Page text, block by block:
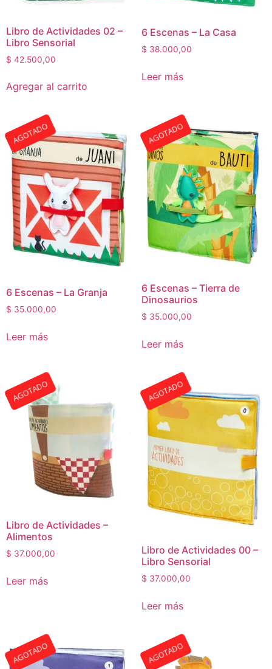
Libro de Actividades 02 –
Libro Sensorial
$ 42.500,00
Agregar al carrito
6 Escenas – La Casa
$ 38.000,00
Leer más
AGOTADO
6 Escenas – La Granja
$ 35.000,00
Leer más
AGOTADO
6 Escenas – Tierra de
Dinosaurios
$ 35.000,00
Leer más
AGOTADO
Libro de Actividades –
Alimentos
$ 37.000,00
Leer más
AGOTADO
Libro de Actividades 00 –
Libro Sensorial
$ 37.000,00
Leer más
AGOTADO AGOTADO